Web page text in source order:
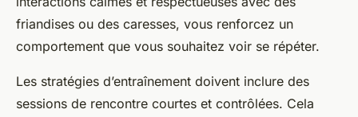
friandises ou des caresses, vous renforcez un
comportement que vous souhaitez voir se répéter.
Les stratégies d’entraînement doivent inclure des
sessions de rencontre courtes et contrôlées. Cela